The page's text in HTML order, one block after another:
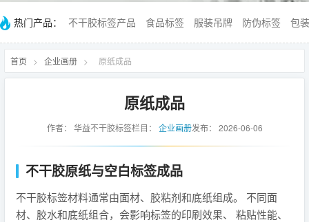
热门产品： 不干胶标签产品 食品标签 服装吊牌 防伪标签 包
首页 > 企业画册 > 原纸成品
原纸成品
作者： 华益不干胶标签栏目： 企业画册发布： 2026-06-06
不干胶原纸与空白标签成品
不干胶标签材料通常由面材、胶粘剂和底纸组成。 不同面
材、胶水和底纸组合，会影响标签的印刷效果、 粘贴性能、